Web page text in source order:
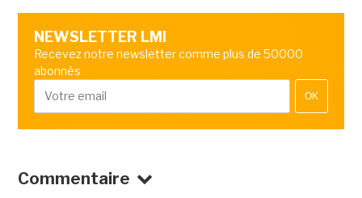
NEWSLETTER LMI
Recevez notre newsletter comme plus de 50000
abonnés
OK
Commentaire